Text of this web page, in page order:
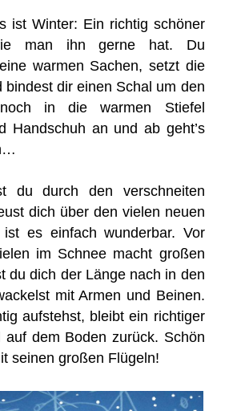
ist Winter: Ein richtig schöner
man ihn gerne hat. Du
warmen Sachen, setzt die
bindest dir einen Schal um den
in die warmen Stiefel
Handschuh an und ab geht’s
du durch den verschneiten
dich über den vielen neuen
es einfach wunderbar. Vor
im Schnee macht großen
du dich der Länge nach in den
mit Armen und Beinen.
aufstehst, bleibt ein richtiger
auf dem Boden zurück. Schön
seinen großen Flügeln!